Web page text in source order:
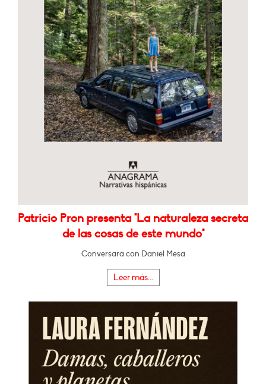
Patricio Pron presenta "La naturaleza secreta
de las cosas de este mundo"
Conversará con Daniel Mesa
Leer más...